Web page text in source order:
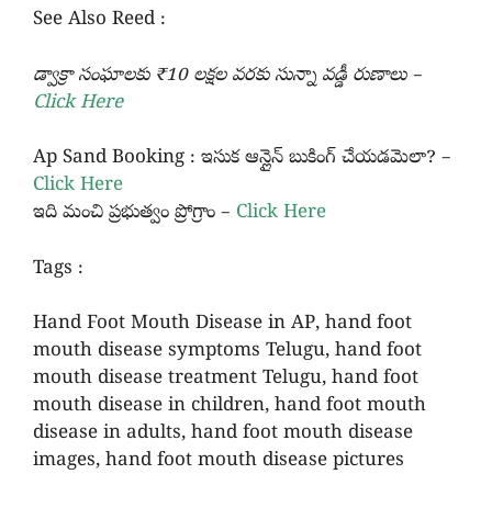
See Also Reed :
డ్వాక్రా సంఘాలకు ₹10 లక్షల వరకు సున్నా వడ్డీ రుణాలు –
Click Here
Ap Sand Booking : ఇసుక ఆన్లైన్ బుకింగ్ చేయడమెలా? –
Click Here
ఇది మంచి ప్రభుత్వం ప్రోగ్రాం – Click Here
Tags :
Hand Foot Mouth Disease in AP, hand foot
mouth disease symptoms Telugu, hand foot
mouth disease treatment Telugu, hand foot
mouth disease in children, hand foot mouth
disease in adults, hand foot mouth disease
images, hand foot mouth disease pictures